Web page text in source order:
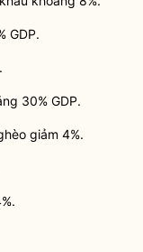
GDP.
30% GDP.
giảm 4%.